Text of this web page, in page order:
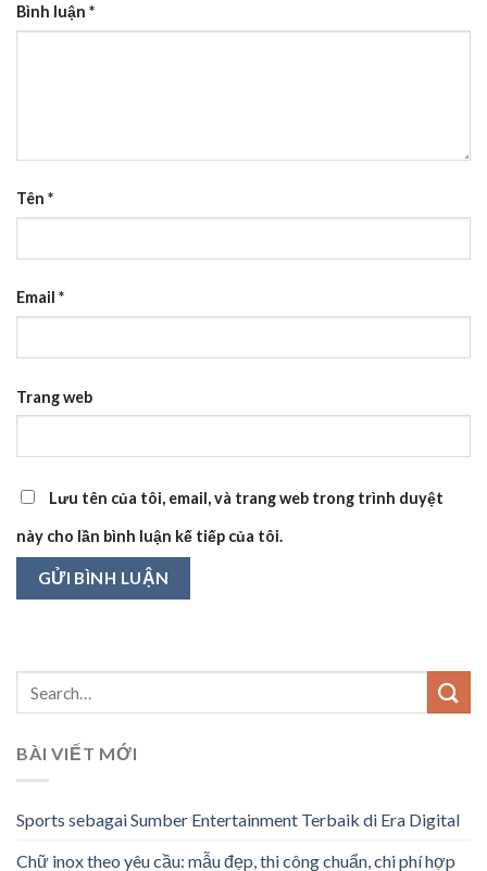
Bình luận *
Tên *
Email *
Trang web
Lưu tên của tôi, email, và trang web trong trình duyệt
này cho lần bình luận kế tiếp của tôi.
BÀI VIẾT MỚI
Sports sebagai Sumber Entertainment Terbaik di Era Digital
Chữ inox theo yêu cầu: mẫu đẹp, thi công chuẩn, chi phí hợp